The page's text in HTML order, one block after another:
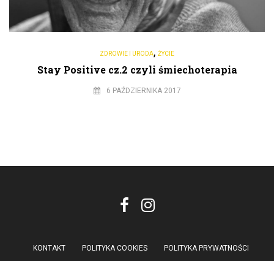
ZDROWIE I URODA, ŻYCIE
Stay Positive cz.2 czyli śmiechoterapia
6 PAŹDZIERNIKA 2017
KONTAKT POLITYKA COOKIES POLITYKA PRYWATNOŚCI